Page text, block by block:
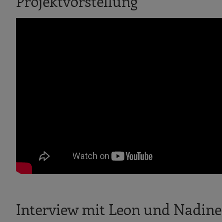
Interview mit Leon und